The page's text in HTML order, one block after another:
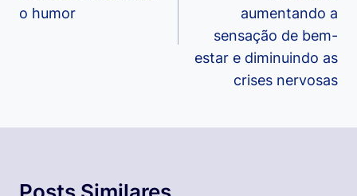
o humor
aumentando a
sensação de bem-
estar e diminuindo as
crises nervosas